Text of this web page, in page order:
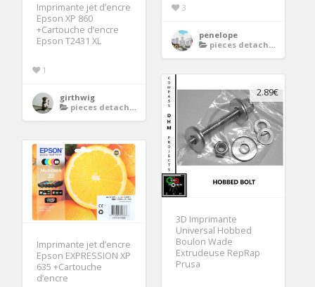
Imprimante jet d’encre
Epson XP 860
+Cartouche d’encre
Epson T2431 XL
1
girthwig
pieces detachees imprimante
3
penelope
pieces detachees imprimante
2.89€
3D Imprimante
Universal Hobbed
Boulon Wade
Extrudeuse RepRap
Prusa
Imprimante jet d’encre
Epson EXPRESSION XP
635 +Cartouche
d’encre